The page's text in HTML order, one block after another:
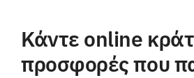
Κάντε online
προσφορές που